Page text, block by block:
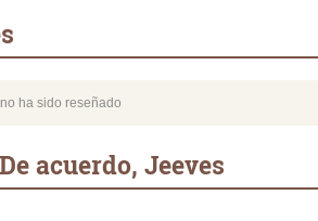
ha sido reseñado
acuerdo, Jeeves